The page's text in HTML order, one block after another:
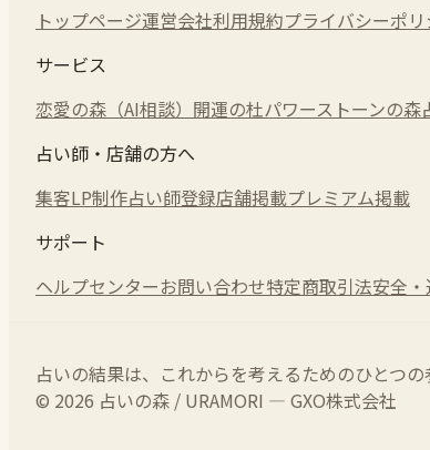
トップページ運営会社利用規約プライバシーポリ
サービス
恋愛の森（AI相談） 開運の杜パワーストーンの森
占い師・店舗の方へ
集客LP制作占い師登録店舗掲載プレミアム掲載
サポート
ヘルプセンターお問い合わせ特定商取引法安全
占いの結果は、これからを考えるためのひとつ
© 2026 占いの森 / URAMORI — GXO株式会社